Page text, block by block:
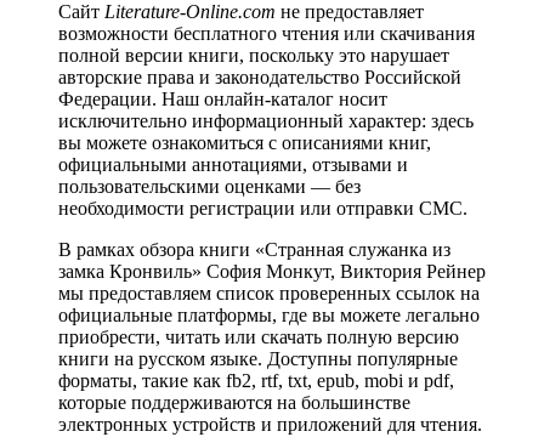
Сайт Literature-Online.com не предоставляет
возможности бесплатного чтения или скачивания
полной версии книги, поскольку это нарушает
авторские права и законодательство Российской
Федерации. Наш онлайн-каталог носит
исключительно информационный характер: здесь
вы можете ознакомиться с описаниями книг,
официальными аннотациями, отзывами и
пользовательскими оценками — без
необходимости регистрации или отправки СМС.
В рамках обзора книги «Странная служанка из
замка Кронвиль» София Монкут, Виктория Рейнер
мы предоставляем список проверенных ссылок на
официальные платформы, где вы можете легально
приобрести, читать или скачать полную версию
книги на русском языке. Доступны популярные
форматы, такие как fb2, rtf, txt, epub, mobi и pdf,
которые поддерживаются на большинстве
электронных устройств и приложений для чтения.